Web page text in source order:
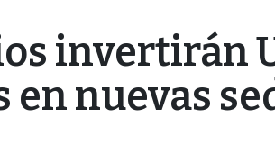
invertirán
nuevas